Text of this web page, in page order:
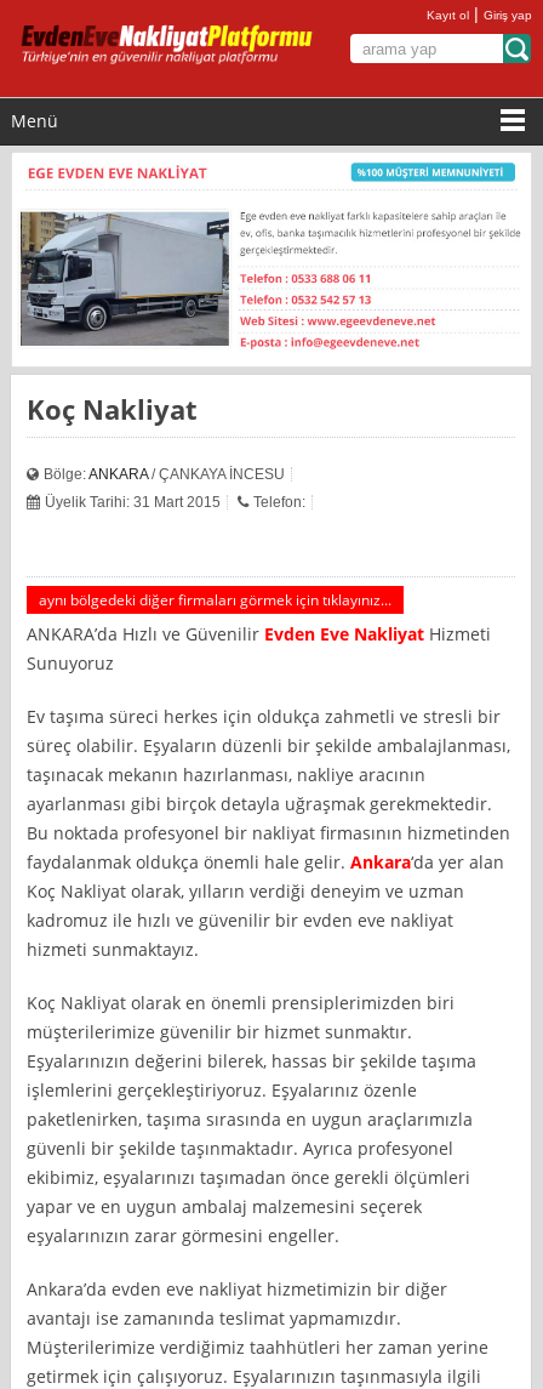
Kayıt ol |Giriş yap
Menü
Koç Nakliyat
Bölge:ANKARA/ ÇANKAYA İNCESU
Üyelik Tarihi: 31 Mart 2015
Telefon:
aynı bölgedeki diğer firmaları görmek için tıklayınız...
ANKARA’da Hızlı ve Güvenilir Evden Eve Nakliyat Hizmeti
Sunuyoruz
Ev taşıma süreci herkes için oldukça zahmetli ve stresli bir
süreç olabilir. Eşyaların düzenli bir şekilde ambalajlanması,
taşınacak mekanın hazırlanması, nakliye aracının
ayarlanması gibi birçok detayla uğraşmak gerekmektedir.
Bu noktada profesyonel bir nakliyat firmasının hizmetinden
faydalanmak oldukça önemli hale gelir.Ankara‘da yer alan
Koç Nakliyat olarak, yılların verdiği deneyim ve uzman
kadromuz ile hızlı ve güvenilir bir evden eve nakliyat
hizmeti sunmaktayız.
Koç Nakliyat olarak en önemli prensiplerimizden biri
müşterilerimize güvenilir bir hizmet sunmaktır.
Eşyalarınızın değerini bilerek, hassas bir şekilde taşıma
işlemlerini gerçekleştiriyoruz. Eşyalarınız özenle
paketlenirken, taşıma sırasında en uygun araçlarımızla
güvenli bir şekilde taşınmaktadır. Ayrıca profesyonel
ekibimiz, eşyalarınızı taşımadan önce gerekli ölçümleri
yapar ve en uygun ambalaj malzemesini seçerek
eşyalarınızın zarar görmesini engeller.
Ankara’da evden eve nakliyat hizmetimizin bir diğer
avantajı ise zamanında teslimat yapmamızdır.
Müşterilerimize verdiğimiz taahhütleri her zaman yerine
getirmek için çalışıyoruz. Eşyalarınızın taşınmasıyla ilgili